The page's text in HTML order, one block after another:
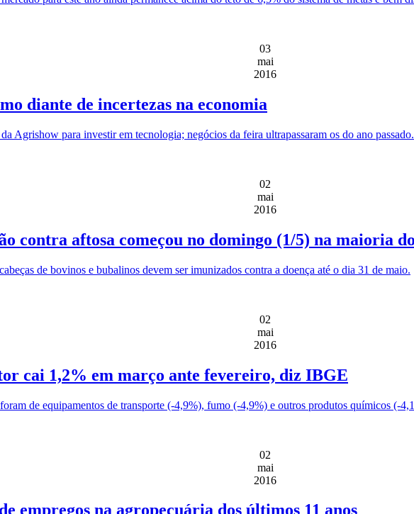
03
mai
2016
diante de incertezas na economia
Agrishow para investir em tecnologia; negócios da feira ultrapassaram os do ano passado.
02
mai
2016
contra aftosa começou no domingo (1/5) na maioria
de bovinos e bubalinos devem ser imunizados contra a doença até o dia 31 de maio.
02
mai
2016
cai 1,2% em março ante fevereiro, diz IBGE
de equipamentos de transporte (-4,9%), fumo (-4,9%) e outros produtos químicos (-
02
mai
2016
empregos na agropecuária dos últimos 11 anos